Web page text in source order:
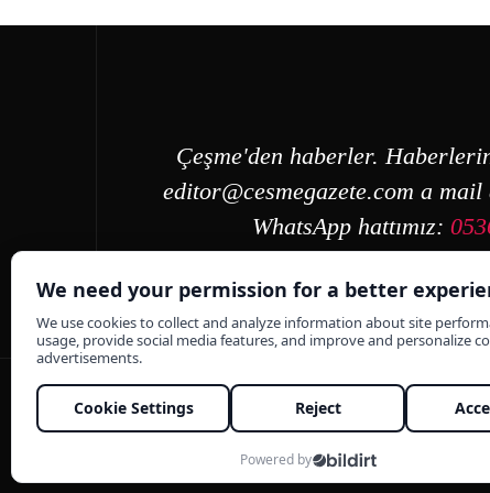
Çeşme'den haberler.
editor@cesmegazete.com a mail
WhatsApp hattımız: